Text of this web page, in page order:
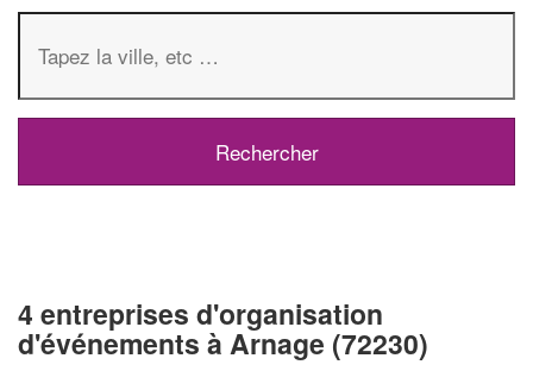
4 entreprises d'organisation
d'événements à Arnage (72230)